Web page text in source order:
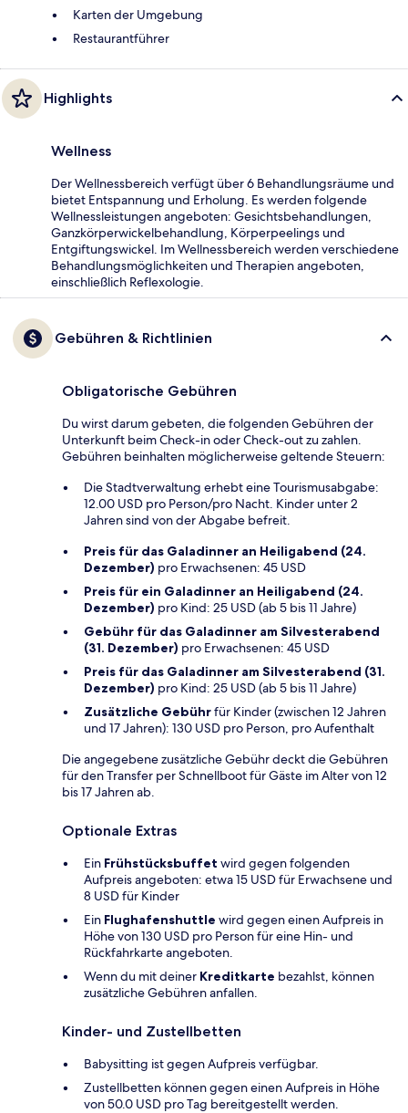
Karten der Umgebung
Restaurantführer
Highlights
Wellness
Der Wellnessbereich verfügt über 6 Behandlungsräume und
bietet Entspannung und Erholung. Es werden folgende
Wellnessleistungen angeboten: Gesichtsbehandlungen,
Ganzkörperwickelbehandlung, Körperpeelings und
Entgiftungswickel. Im Wellnessbereich werden verschiedene
Behandlungsmöglichkeiten und Therapien angeboten,
einschließlich Reflexologie.
Gebühren & Richtlinien
Obligatorische Gebühren
Du wirst darum gebeten, die folgenden Gebühren der
Unterkunft beim Check-in oder Check-out zu zahlen.
Gebühren beinhalten möglicherweise geltende Steuern:
Die Stadtverwaltung erhebt eine Tourismusabgabe:
12.00 USD pro Person/pro Nacht. Kinder unter 2
Jahren sind von der Abgabe befreit.
Preis für das Galadinner an Heiligabend (24.
Dezember) pro Erwachsenen: 45 USD
Preis für ein Galadinner an Heiligabend (24.
Dezember) pro Kind: 25 USD (ab 5 bis 11 Jahre)
Gebühr für das Galadinner am Silvesterabend
(31. Dezember) pro Erwachsenen: 45 USD
Preis für das Galadinner am Silvesterabend (31.
Dezember) pro Kind: 25 USD (ab 5 bis 11 Jahre)
Zusätzliche Gebührfür Kinder (zwischen 12 Jahren
und 17 Jahren): 130 USD pro Person, pro Aufenthalt
Die angegebene zusätzliche Gebühr deckt die Gebühren
für den Transfer per Schnellboot für Gäste im Alter von 12
bis 17 Jahren ab.
Optionale Extras
Ein Frühstücksbuffet wird gegen folgenden
Aufpreis angeboten: etwa 15 USD für Erwachsene und
8 USD für Kinder
Ein Flughafenshuttle wird gegen einen Aufpreis in
Höhe von 130 USD pro Person für eine Hin- und
Rückfahrkarte angeboten.
Wenn du mit deiner Kreditkarte bezahlst, können
zusätzliche Gebühren anfallen.
Kinder- und Zustellbetten
Babysitting ist gegen Aufpreis verfügbar.
Zustellbetten können gegen einen Aufpreis in Höhe
von 50.0 USD pro Tag bereitgestellt werden.